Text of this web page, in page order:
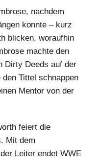
nachdem
konnte – kurz
blicken, woraufhin
machte den
Dirty Deeds auf der
Tittel schnappen
Mentor von der
feiert die
Mit dem
Leiter endet WWE